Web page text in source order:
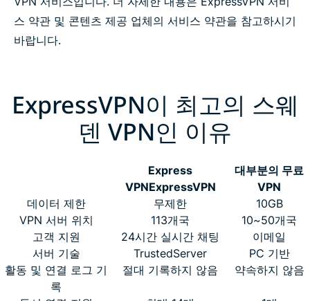
스 약관 및 콘텐츠 제공 업체의 서비스 약관을 참고하시기
바랍니다.
ExpressVPN이 최고의 스웨
덴 VPN인 이유
Express
VPNExpressVPN
대부분의 무료
VPN
데이터 제한
무제한
10GB
VPN 서버 위치
113개국
10~50개국
고객 지원
24시간 실시간 채팅
이메일
서버 기술
TrustedServer
PC 기반
활동 및 연결 로그 기
록
절대 기록하지 않음 약속하지 않음